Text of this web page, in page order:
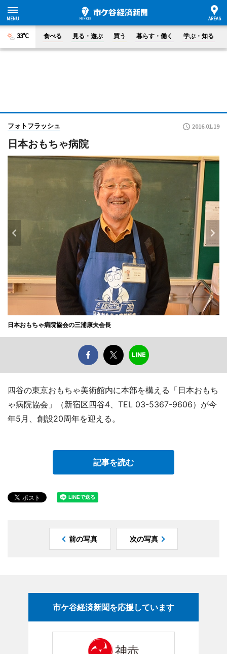
33°C 食べる 見る・遊ぶ 買う 暮らす・働く 学ぶ・知る
フォトフラッシュ 2016.01.19
日本おもちゃ病院
日本おもちゃ病院協会の三浦康夫会長
四谷の東京おもちゃ美術館内に本部を構える「日本おもち
ゃ病院協会」（新宿区四谷4、TEL 03-5367-9606）が今
年5月、創設20周年を迎える。
記事を読む
前の写真 次の写真
市ケ谷経済新聞を応援しています